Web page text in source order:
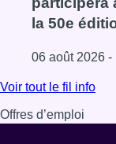
la 50e
06 août 2026 -
Lire l'article
Voir tout le fil info
Offres d’emploi